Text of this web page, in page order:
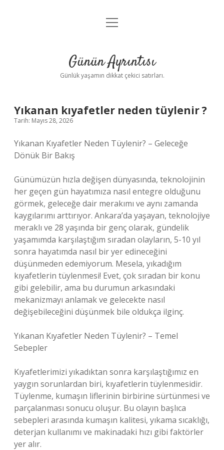
Anasayfa
Yasal Uyarı
menüyü
Günün Ayrıntısı
Günlük yaşamın dikkat çekici satırları.
Yıkanan kıyafetler neden tüylenir ?
Tarih: Mayıs 28, 2026
Yıkanan Kıyafetler Neden Tüylenir? – Geleceğe
Dönük Bir Bakış
Günümüzün hızla değişen dünyasında, teknolojinin
her geçen gün hayatımıza nasıl entegre olduğunu
görmek, geleceğe dair merakımı ve aynı zamanda
kaygılarımı arttırıyor. Ankara’da yaşayan, teknolojiye
meraklı ve 28 yaşında bir genç olarak, gündelik
yaşamımda karşılaştığım sıradan olayların, 5-10 yıl
sonra hayatımda nasıl bir yer edineceğini
düşünmeden edemiyorum. Mesela, yıkadığım
kıyafetlerin tüylenmesi! Evet, çok sıradan bir konu
gibi gelebilir, ama bu durumun arkasındaki
mekanizmayı anlamak ve gelecekte nasıl
değişebileceğini düşünmek bile oldukça ilginç.
Yıkanan Kıyafetler Neden Tüylenir? – Temel
Sebepler
Kıyafetlerimizi yıkadıktan sonra karşılaştığımız en
yaygın sorunlardan biri, kıyafetlerin tüylenmesidir.
Tüylenme, kumaşın liflerinin birbirine sürtünmesi ve
parçalanması sonucu oluşur. Bu olayın başlıca
sebepleri arasında kumaşın kalitesi, yıkama sıcaklığı,
deterjan kullanımı ve makinadaki hızı gibi faktörler
yer alır.